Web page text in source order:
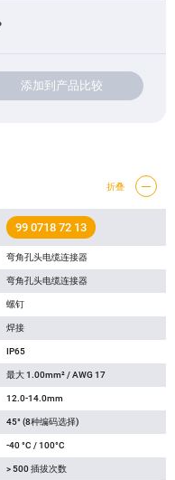
添加到产品比较
折叠
99 0718 72 13
弯角孔头电缆连接器
弯角孔头电缆连接器
螺钉
焊接
IP65
最大 1.00mm² / AWG 17
12.0-14.0mm
45° (8种编码选择)
-40 °C / 100°C
> 500 插拔次数